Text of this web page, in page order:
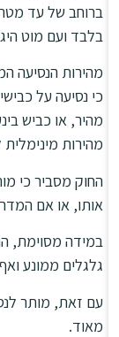
ברוחב של עד מטר
בלבד ועם מוט
כי נסיעה על
מהיר, או כביש
מהירות מינימלית
החוק מסביר כי
אותו, או אם
במידה מסוימת,
גלגלים ממונע
עם זאת, מותר
מאוד.